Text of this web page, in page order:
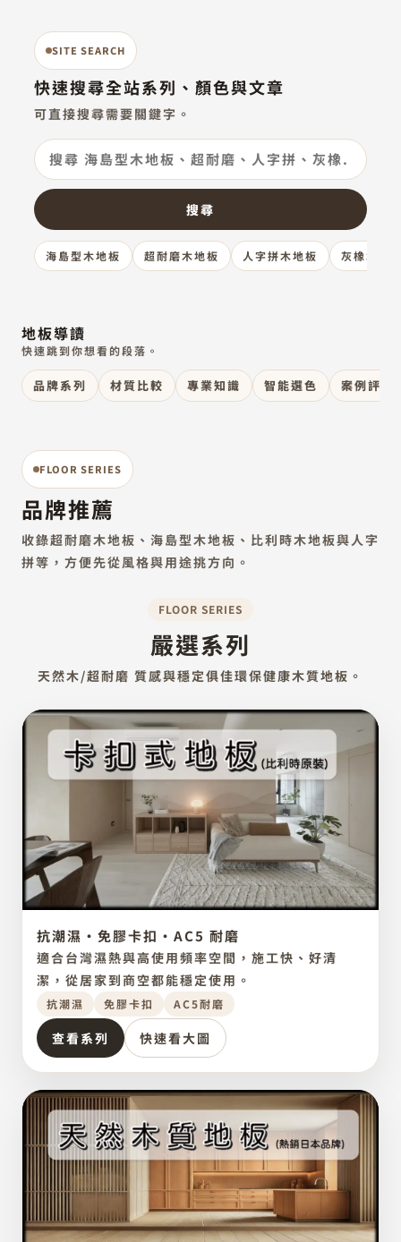
SITE SEARCH
快速搜尋全站系列、顏色與文章
可直接搜尋需要關鍵字。
搜尋
海島型木地板 超耐磨木地板 人字拼木地板 灰橡木地
地板導讀
快速跳到你想看的段落。
品牌系列 材質比較 專業知識 智能選色 案例評價
FLOOR SERIES
品牌推薦
收錄超耐磨木地板、海島型木地板、比利時木地板與人字
拼等，方便先從風格與用途挑方向。
FLOOR SERIES
嚴選系列
天然木/超耐磨 質感與穩定俱佳環保健康木質地板。
比利時原裝進口 點圖放大
LAMINATE FLOORING
Vitality
抗潮濕・免膠卡扣・AC5 耐磨
適合台灣濕熱與高使用頻率空間，施工快、好清
潔，從居家到商空都能穩定使用。
抗潮濕 免膠卡扣 AC5耐磨
查看系列 快速看大圖